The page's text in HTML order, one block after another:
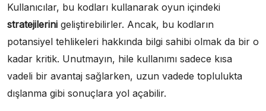
Kullanıcılar, bu kodları kullanarak oyun içindeki
stratejilerini geliştirebilirler. Ancak, bu kodların
potansiyel tehlikeleri hakkında bilgi sahibi olmak da bir o
kadar kritik. Unutmayın, hile kullanımı sadece kısa
vadeli bir avantaj sağlarken, uzun vadede toplulukta
dışlanma gibi sonuçlara yol açabilir.